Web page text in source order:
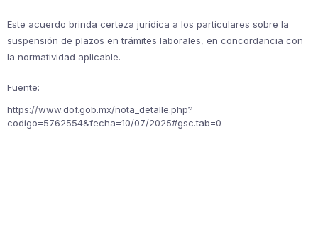
Este acuerdo brinda certeza jurídica a los particulares sobre la
suspensión de plazos en trámites laborales, en concordancia con
la normatividad aplicable.
Fuente:
https://www.dof.gob.mx/nota_detalle.php?
codigo=5762554&fecha=10/07/2025#gsc.tab=0